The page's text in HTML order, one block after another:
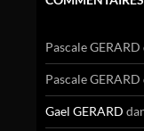
Pascale GERARD
Pascale GERARD
Gael GERARD